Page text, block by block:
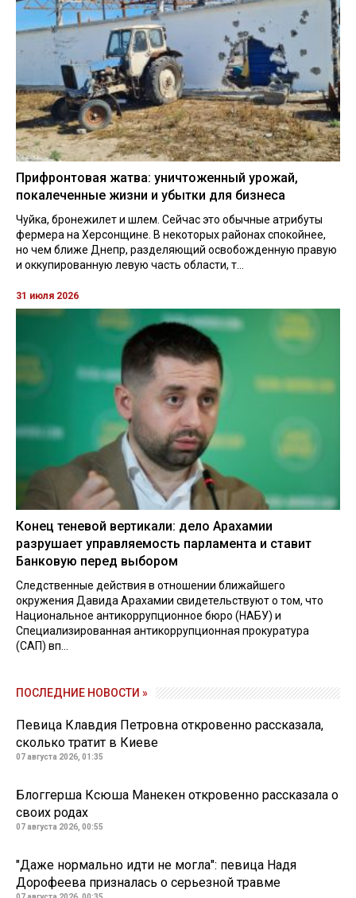
Прифронтовая жатва: уничтоженный урожай,
покалеченные жизни и убытки для бизнеса
Чуйка, бронежилет и шлем. Сейчас это обычные атрибуты
фермера на Херсонщине. В некоторых районах спокойнее,
но чем ближе Днепр, разделяющий освобожденную правую
и оккупированную левую часть области, т...
31 июля 2026
Конец теневой вертикали: дело Арахамии
разрушает управляемость парламента и ставит
Банковую перед выбором
Следственные действия в отношении ближайшего
окружения Давида Арахамии свидетельствуют о том, что
Национальное антикоррупционное бюро (НАБУ) и
Специализированная антикоррупционная прокуратура
(САП) вп...
ПОСЛЕДНИЕ НОВОСТИ »
Певица Клавдия Петровна откровенно рассказала,
сколько тратит в Киеве
07 августа 2026, 01:35
Блоггерша Ксюша Манекен откровенно рассказала о
своих родах
07 августа 2026, 00:55
"Даже нормально идти не могла": певица Надя
Дорофеева призналась о серьезной травме